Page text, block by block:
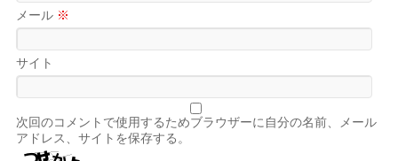
メール ※
サイト
次回のコメントで使用するためブラウザーに自分の名前、メール
アドレス、サイトを保存する。